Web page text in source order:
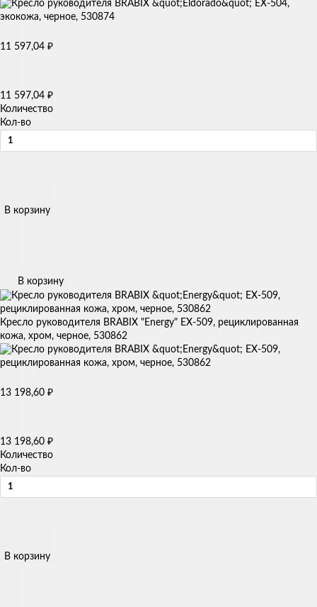
11 597,04 ₽
11 597,04 ₽
Количество
Кол-во
В корзину
В корзину
Кресло руководителя BRABIX "Energy" EX-509, рециклированная
кожа, хром, черное, 530862
13 198,60 ₽
13 198,60 ₽
Количество
Кол-во
В корзину